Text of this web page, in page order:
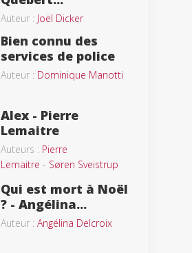
Auteur : Joël Dicker
Bien connu des
services de police
Auteur : Dominique Manotti
Alex - Pierre
Lemaitre
Auteurs : Pierre
Lemaitre - Søren Sveistrup
Qui est mort à Noël
? - Angélina...
Auteur : Angélina Delcroix